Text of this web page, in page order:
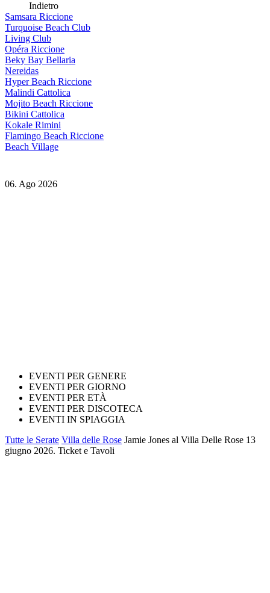
Indietro
Samsara Riccione
Turquoise Beach Club
Living Club
Opéra Riccione
Beky Bay Bellaria
Nereidas
Hyper Beach Riccione
Malindi Cattolica
Mojito Beach Riccione
Bikini Cattolica
Kokale Rimini
Flamingo Beach Riccione
Beach Village
06. Ago 2026
EVENTI PER GENERE
EVENTI PER GIORNO
EVENTI PER ETÀ
EVENTI PER DISCOTECA
EVENTI IN SPIAGGIA
Tutte le Serate Villa delle Rose Jamie Jones al Villa Delle Rose 13
giugno 2026. Ticket e Tavoli